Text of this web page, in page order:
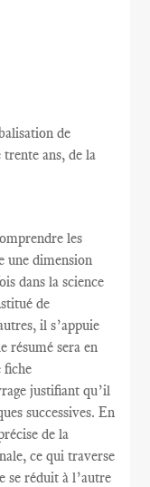
de
ans, de la
les
une dimension
dans la science
de
il s’appuie
résumé sera en
fiche
justifiant qu’il
successives. En
de la
ce qui traverse
se réduit à l’autre